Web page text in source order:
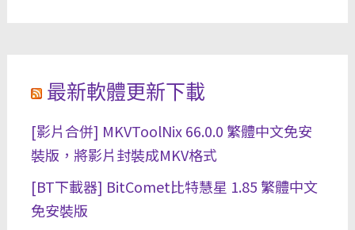
最新軟體更新下載
[影片合併] MKVToolNix 66.0.0 繁體中文免安
裝版，將影片封裝成MKV格式
[BT下載器] BitComet比特慧星 1.85 繁體中文
免安裝版